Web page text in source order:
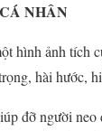
NHÂN
hình ảnh tích
hài hước,
đỡ người